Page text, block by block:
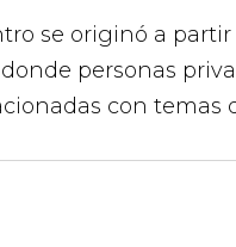
se originó a
donde personas
con temas